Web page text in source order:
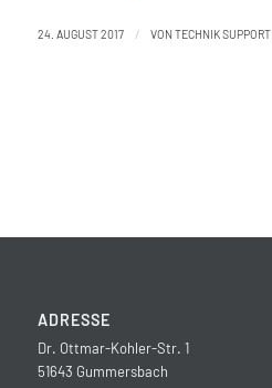
24. AUGUST 2017 / VON TECHNIK SUPPORT
ADRESSE
Dr. Ottmar-Kohler-Str. 1
51643 Gummersbach